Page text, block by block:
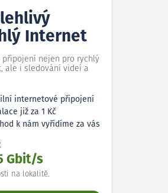
Internet
připojení nejen pro rychlý
ale i sledování videí a
internetové připojení
již za 1 Kč
k nám vyřídíme za vás
Gbit/s
na lokalitě.